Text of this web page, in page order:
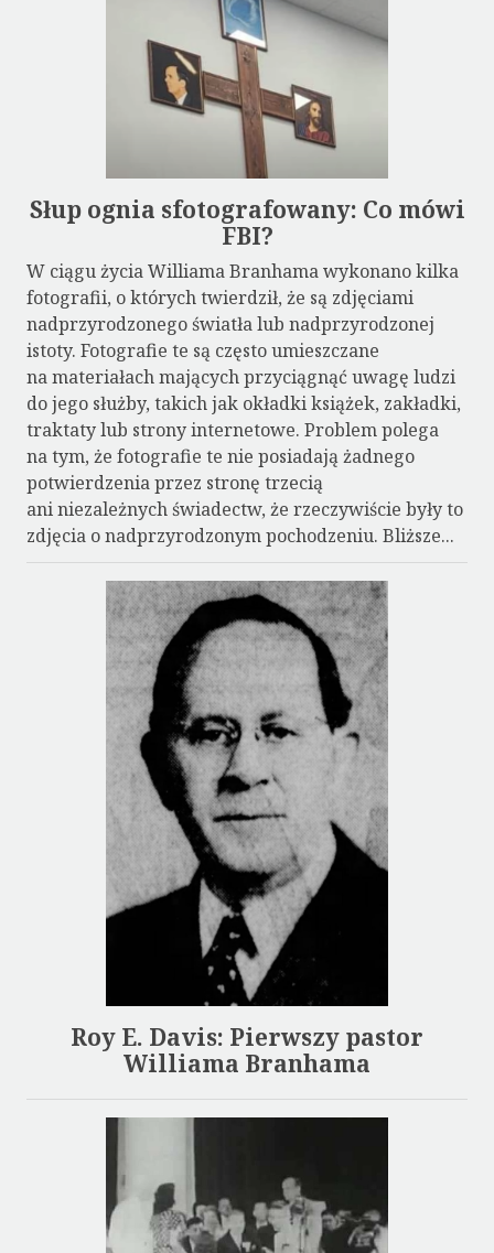
Słup ognia sfotografowany: Co mówi
FBI?
W ciągu życia Williama Branhama wykonano kilka
fotografii, o których twierdził, że są zdjęciami
nadprzyrodzonego światła lub nadprzyrodzonej
istoty. Fotografie te są często umieszczane
na materiałach mających przyciągnąć uwagę ludzi
do jego służby, takich jak okładki książek, zakładki,
traktaty lub strony internetowe. Problem polega
na tym, że fotografie te nie posiadają żadnego
potwierdzenia przez stronę trzecią
ani niezależnych świadectw, że rzeczywiście były to
zdjęcia o nadprzyrodzonym pochodzeniu. Bliższe...
Roy E. Davis: Pierwszy pastor
Williama Branhama